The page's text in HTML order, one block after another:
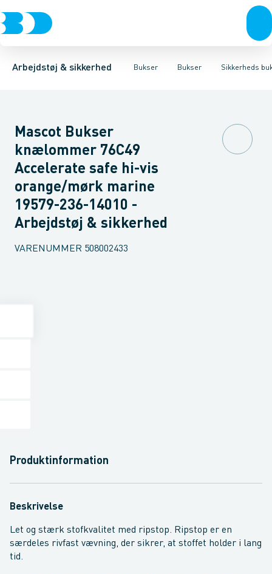
Arbejdstøj & sikkerhed Bukser
Trøjer & t-shirtsBukser Overtøj & huer Undertøj & sokkerSko
Bukser
BukserKnickers & Shorts OverallsKedeldragter Knæskånere
Sikkerheds
Bukser med hængelommer Bukser med lårlommer
Mascot Bukser
knælommer 76C49
Accelerate safe hi-vis
orange/mørk marine
19579-236-14010 -
Arbejdstøj & sikkerhed
VARENUMMER 508002433
Produktinformation
Beskrivelse
Let og stærk stofkvalitet med ripstop. Ripstop er en
særdeles rivfast vævning, der sikrer, at stoffet holder i lang
tid.